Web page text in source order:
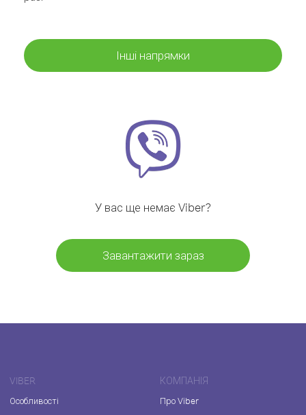
Інші напрямки
У вас ще немає Viber?
Завантажити зараз
VIBER
Особливості
КОМПАНІЯ
Про Viber